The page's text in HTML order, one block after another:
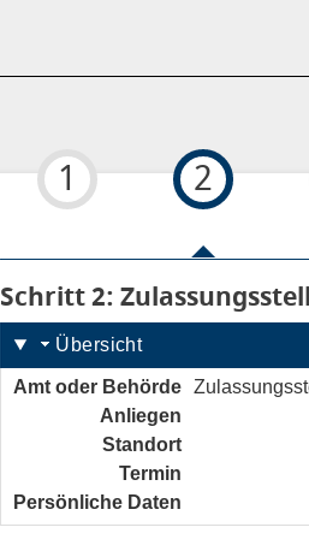
1 2
Schritt 2von 6
:
Übersicht
Amt oder Behörde
Anliegen
Standort
Termin
Persönliche Daten